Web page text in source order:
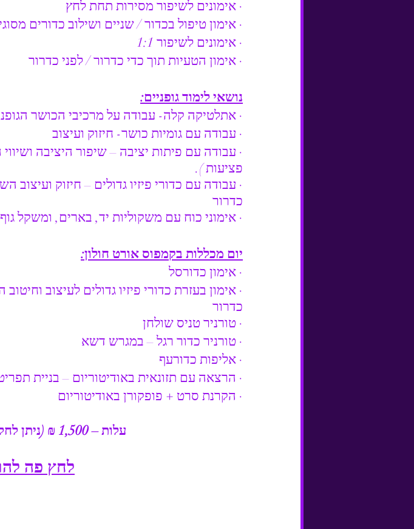
· אימונים לשיפור מסירות תחת לחץ
· אימון טיפול בכדור / שניים ושילוב כדורים
· אימונים לשיפור 1:1
· אימון הטעיות תוך כדי כדרור / לפני כדרור
נושאי לימוד גופניים:
· אתלטיקה קלה- עבודה על מרכיבי הכושר
· עבודה עם גומיות כושר- חיזוק ועיצוב
· עבודה עם פיתות יציבה – שיפור היציבה
פציעות ).
· עבודה עם כדורי פיזיו גדולים – חיזוק
כדרור
· אימוני כוח עם משקוליות יד, בארים, ומשקל גוף
יום מכללות בקמפוס אורט חולון:
· אימון כדורסל
· אימון בעזרת כדורי פיזיו גדולים לעיצוב
כדרור
· טורניר טניס שולחן
· טורניר כדור רגל – במגרש דשא
· אליפות כדורעף
· הרצאה עם תזונאית באודיטוריום – בניית
· הקרנת סרט + פופקורן באודיטוריום
עלות – 1,500 ₪ (ניתן לחלק עד 3 תשלומים)
לחץ פה